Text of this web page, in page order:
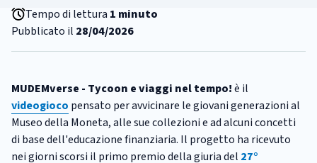
Tempo di lettura 1 minuto
Pubblicato il 28/04/2026
MUDEMverse - Tycoon e viaggi nel tempo!è il
videogioco pensato per avvicinare le giovani generazioni al
Museo della Moneta, alle sue collezioni e ad alcuni concetti
di base dell'educazione finanziaria. Il progetto ha ricevuto
nei giorni scorsi il primo premio della giuria del 27°